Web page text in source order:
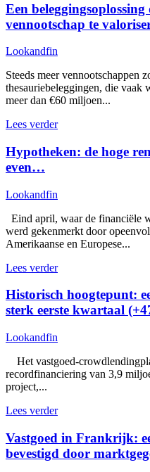
Een
vennootschap te
Lookandfin
Steeds meer vennootschappen
thesauriebeleggingen, die vaak
meer dan €60 miljoen...
Lees verder
Hypotheken: de hoge
even…
Lookandfin
Eind april, waar de financiële
werd gekenmerkt door
Amerikaanse en Europese...
Lees verder
Historisch hoogtepunt:
sterk eerste kwartaal
Lookandfin
Het vastgoed-
recordfinanciering van 3,9
project,...
Lees verder
Vastgoed in Frankrijk:
bevestigd door